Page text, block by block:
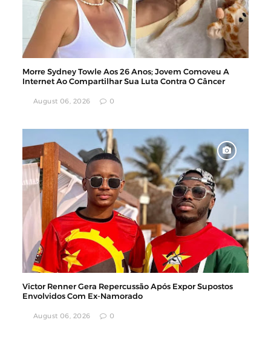
Morre Sydney Towle Aos 26 Anos; Jovem Comoveu A
Internet Ao Compartilhar Sua Luta Contra O Câncer
August 06, 2026 0
Victor Renner Gera Repercussão Após Expor Supostos
Envolvidos Com Ex-Namorado
August 06, 2026 0